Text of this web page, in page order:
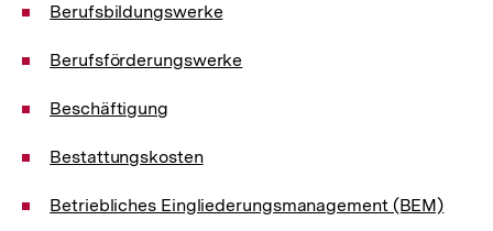
Berufsbildungswerke
Berufsförderungswerke
Beschäftigung
Bestattungskosten
Betriebliches Eingliederungsmanagement (BEM)